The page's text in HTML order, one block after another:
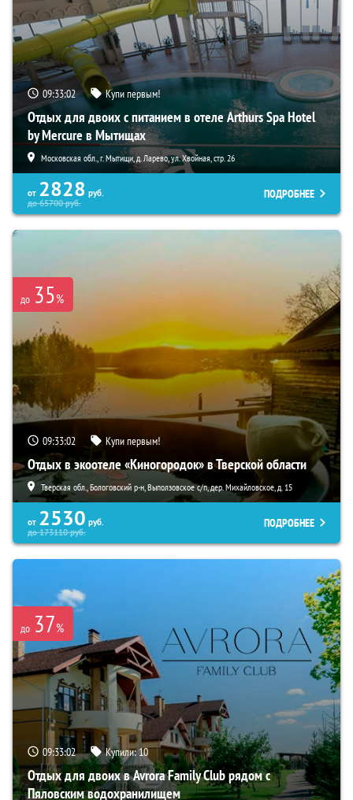
09:33:00 Купи первым!
Отдых для двоих с питанием в отеле Arthurs Spa Hotel
by Mercure в Мытищах
Московская обл., г. Мытищи, д. Ларево, ул. Хвойная, стр. 26
от 2828 руб.
до65700руб.
ПОДРОБНЕЕ
до 35%
09:33:00 Купи первым!
Отдых в экоотеле «Киногородок» в Тверской области
Тверская обл., Бологовский р-н, Выползовское с/п, дер. Михайловское, д. 15
от 2530 руб.
до173110руб.
ПОДРОБНЕЕ
до 37%
09:33:00 Купили:10
Отдых для двоих в Avrora Family Club рядом с
Пяловским водохранилищем